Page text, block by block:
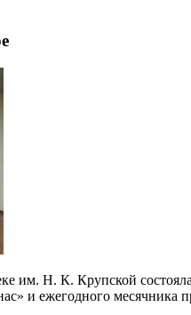
им. Н. К. Крупской
и ежегодного месячника